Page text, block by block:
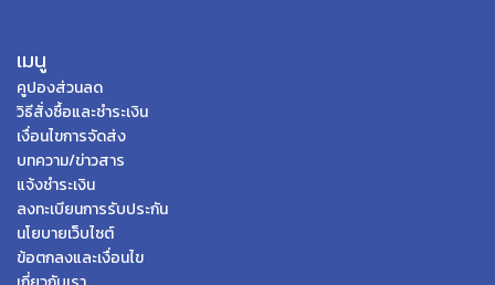
เมนู
คูปองส่วนลด
วิธีสั่งซื้อและชำระเงิน
เงื่อนไขการจัดส่ง
บทความ/ข่าวสาร
แจ้งชำระเงิน
ลงทะเบียนการรับประกัน
นโยบายเว็บไซต์
ข้อตกลงและเงื่อนไข